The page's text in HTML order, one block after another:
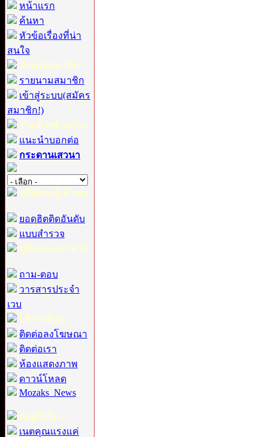
หน้าแรก
ค้นหา
หัวข้อเรื่องที่น่า
สนใจ
สำหรับสมาชิก :
รายนามสมาชิก
เข้าสู่ระบบ(สมัคร
สมาชิก!)
ร่วมด้วยช่วยกัน :
แนะนำบอกต่อ
กระดานเสวนา
สถิติของผู้เข้าชม
:
ยอดฮิตติดอันดับ
แบบสำรวจ
คู่มือและเอกสาร
:
ถาม-ตอบ
วารสารประจำ
เวบ
บริการอื่นๆ :
ติดต่อลงโฆษณา
ติดต่อเรา
ห้องแสดงภาพ
ดาวน์โหลด
Mozaks_News
เมนูทั่วไป :
เนตคุณแรงแค่